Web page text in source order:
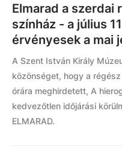
Elmarad a szerdai
színház - a július
érvényesek a mai
A Szent István Király
közönséget, hogy a
órára meghirdetett, A
kedvezőtlen időjárási
ELMARAD.